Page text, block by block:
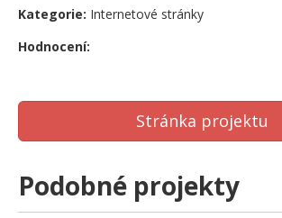
Kategorie: Internetové stránky
Hodnocení:
Stránka projektu
Podobné projekty